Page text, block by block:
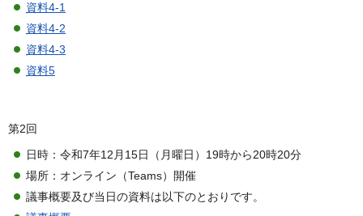
資料4-1
資料4-2
資料4-3
資料5
第2回
日時：令和7年12月15日（月曜日）19時から20時20分
場所：オンライン（Teams）開催
議事概要及び当日の資料は以下のとおりです。